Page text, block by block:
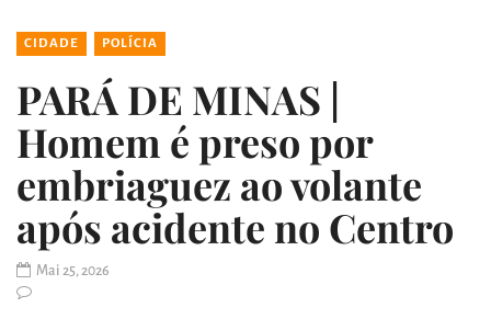
CIDADE POLÍCIA
PARÁ DE MINAS |
Homem é preso por
embriaguez ao volante
após acidente no Centro
Mai 25, 2026